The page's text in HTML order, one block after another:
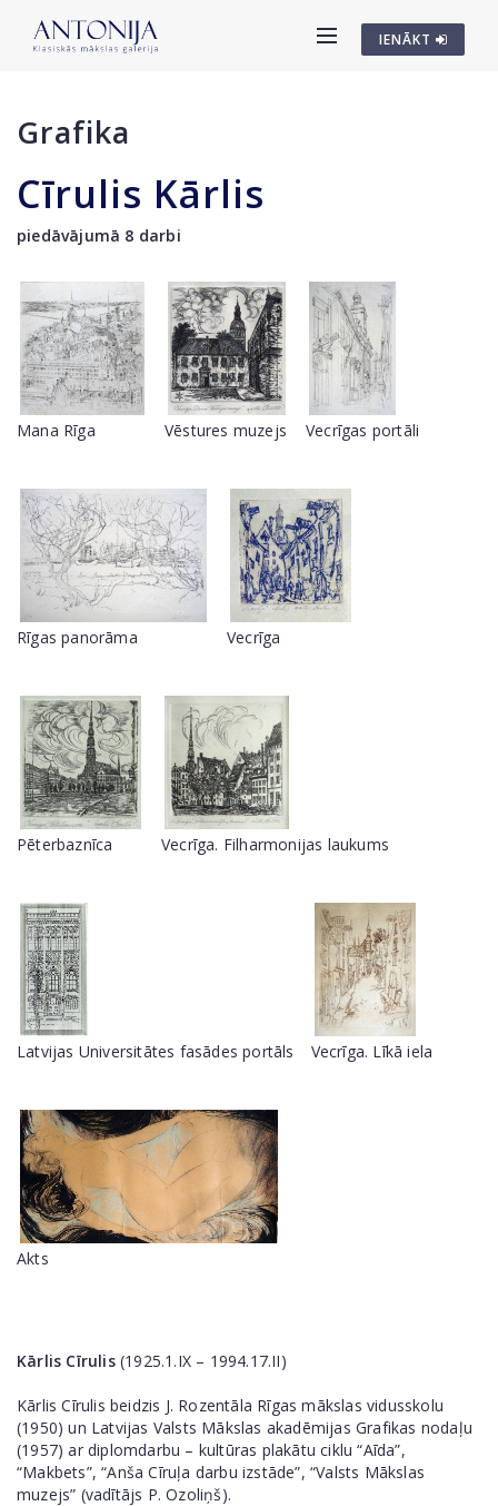
IENĀKT
Grafika
Cīrulis Kārlis
piedāvājumā 8 darbi
Mana Rīga Vēstures muzejs Vecrīgas portāli
Rīgas panorāma Vecrīga
Pēterbaznīca Vecrīga. Filharmonijas laukums
Latvijas Universitātes fasādes portāls Vecrīga. Līkā iela
Akts
Kārlis Cīrulis(1925.1.IX – 1994.17.II)
Kārlis Cīrulis beidzis J. Rozentāla Rīgas mākslas vidusskolu
(1950) un Latvijas Valsts Mākslas akadēmijas Grafikas nodaļu
(1957) ar diplomdarbu – kultūras plakātu ciklu “Aīda”,
“Makbets”, “Anša Cīruļa darbu izstāde”, “Valsts Mākslas
muzejs” (vadītājs P. Ozoliņš).